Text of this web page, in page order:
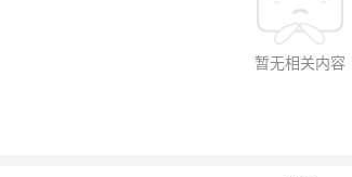
暂无相关内容